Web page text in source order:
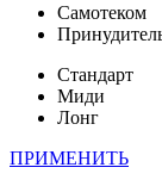
Самотеком
Стандарт
Миди
Лонг
ПРИМЕНИТЬ